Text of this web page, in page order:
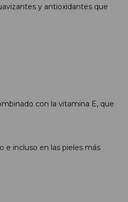
y antioxidantes que
con la vitamina E, que
e incluso en las pieles más